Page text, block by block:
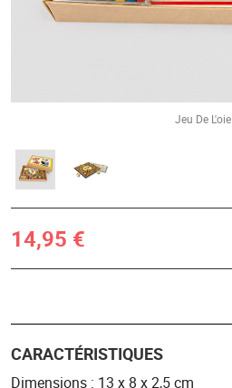
Jeu De L'oie
14,95 €
CARACTÉRISTIQUES
Dimensions : 13 x 8 x 2,5 cm